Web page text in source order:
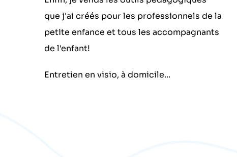
que j'ai créés pour les professionnels de la
petite enfance et tous les accompagnants
de l'enfant!
Entretien en visio, à domicile...